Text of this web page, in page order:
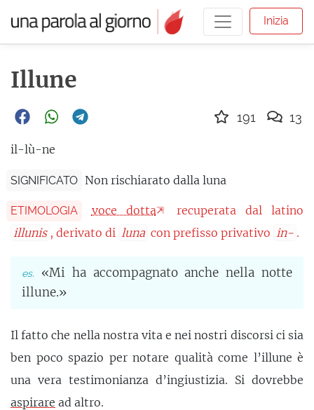
Inizia
Illune
il-lù-ne
SIGNIFICATO Non rischiarato dalla luna
ETIMOLOGIA voce dotta
recuperata dal latino
illunis , derivato di luna con prefisso privativo in- .
«Mi ha accompagnato anche nella notte
illune.»
Il fatto che nella nostra vita e nei nostri discorsi ci sia
ben poco spazio per notare qualità come l’illune è
una vera testimonianza d’ingiustizia. Si dovrebbe
aspirare ad altro.
191 13